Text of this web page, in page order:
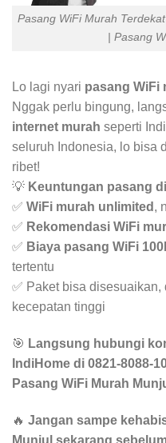
Pasang WiFi Murah
| Pasang
Lo lagi nyari pasang WiFi
Nggak perlu bingung,
internet murah seperti
seluruh Indonesia, lo bisa
ribet!
💡 Keuntungan pasang
✅ WiFi murah unlimited ,
✅ Rekomendasi WiFi
✅ Biaya pasang WiFi
tertentu
✅ Paket bisa disesuaikan,
kecepatan tinggi
🎯 Langsung hubungi
IndiHome di 0821-8088-
Pasang WiFi Murah
🔥 Jangan sampe
Munjul sekarang